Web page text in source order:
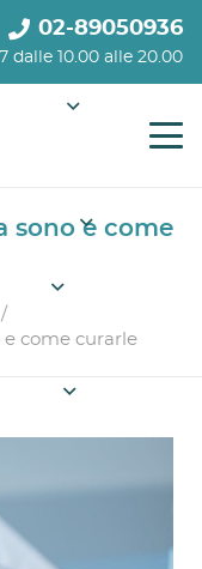
02-89050936
dalle 10.00 alle 20.00
sono e come
/
e come curarle